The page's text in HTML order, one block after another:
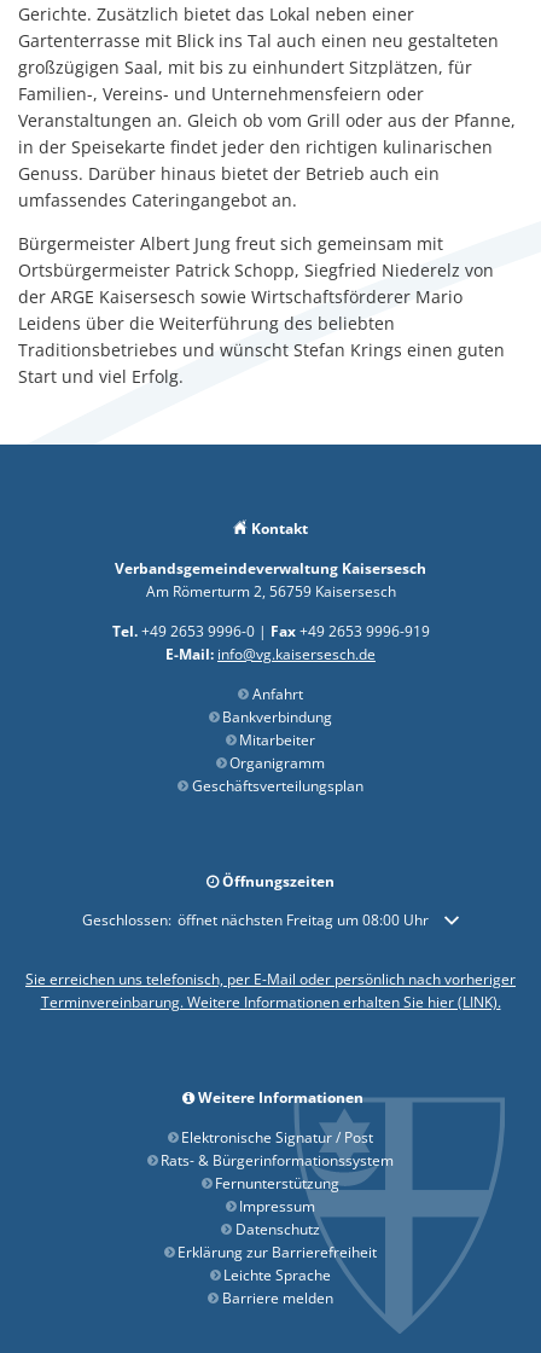
Gerichte. Zusätzlich bietet das Lokal neben einer
Gartenterrasse mit Blick ins Tal auch einen neu gestalteten
großzügigen Saal, mit bis zu einhundert Sitzplätzen, für
Familien-, Vereins- und Unternehmensfeiern oder
Veranstaltungen an. Gleich ob vom Grill oder aus der Pfanne,
in der Speisekarte findet jeder den richtigen kulinarischen
Genuss. Darüber hinaus bietet der Betrieb auch ein
umfassendes Cateringangebot an.
Bürgermeister Albert Jung freut sich gemeinsam mit
Ortsbürgermeister Patrick Schopp, Siegfried Niederelz von
der ARGE Kaisersesch sowie Wirtschaftsförderer Mario
Leidens über die Weiterführung des beliebten
Traditionsbetriebes und wünscht Stefan Krings einen guten
Start und viel Erfolg.
Kontakt
Verbandsgemeindeverwaltung Kaisersesch
Am Römerturm 2, 56759 Kaisersesch
Tel.+49 2653 9996-0 | Fax+49 2653 9996-919
E-Mail: info@vg.kaisersesch.de
Anfahrt
Bankverbindung
Mitarbeiter
Organigramm
Geschäftsverteilungsplan
Öffnungszeiten
Klicken, um weitere Öffnungs- oder Schließzeiten auszublenden
Geschlossen: öffnet nächsten Freitag um 08:00 Uhr
Sie erreichen uns telefonisch, per E-Mail oder persönlich nach vorheriger
Terminvereinbarung. Weitere Informationen erhalten Sie hier (LINK).
Weitere Informationen
Elektronische Signatur / Post
Rats- & Bürgerinformationssystem
Fernunterstützung
Impressum
Datenschutz
Erklärung zur Barrierefreiheit
Leichte Sprache
Barriere melden